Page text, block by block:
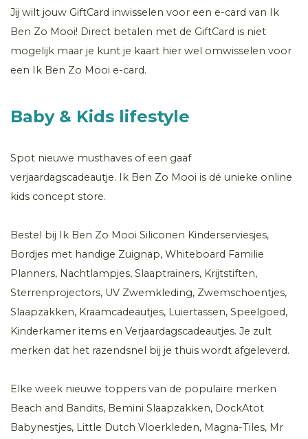
Jij wilt jouw GiftCard inwisselen voor een e-card van Ik
Ben Zo Mooi! Direct betalen met de GiftCard is niet
mogelijk maar je kunt je kaart hier wel omwisselen voor
een Ik Ben Zo Mooi e-card.
Baby & Kids lifestyle
Spot nieuwe musthaves of een gaaf
verjaardagscadeautje. Ik Ben Zo Mooi is dé unieke online
kids concept store.
Bestel bij Ik Ben Zo Mooi Siliconen Kinderserviesjes,
Bordjes met handige Zuignap, Whiteboard Familie
Planners, Nachtlampjes, Slaaptrainers, Krijtstiften,
Sterrenprojectors, UV Zwemkleding, Zwemschoentjes,
Slaapzakken, Kraamcadeautjes, Luiertassen, Speelgoed,
Kinderkamer items en Verjaardagscadeautjes. Je zult
merken dat het razendsnel bij je thuis wordt afgeleverd.
Elke week nieuwe toppers van de populaire merken
Beach and Bandits, Bemini Slaapzakken, DockAtot
Babynestjes, Little Dutch Vloerkleden, Magna-Tiles, Mr